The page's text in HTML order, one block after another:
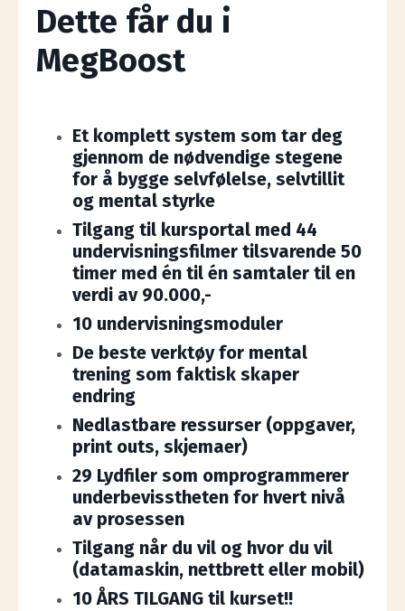
Dette får du i
MegBoost
Et komplett system som tar deg
gjennom de nødvendige stegene
for å bygge selvfølelse, selvtillit
og mental styrke
Tilgang til kursportal med 44
undervisningsfilmer tilsvarende 50
timer med én til én samtaler til en
verdi av 90.000,-
10 undervisningsmoduler
De beste verktøy for mental
trening som faktisk skaper
endring
Nedlastbare ressurser (oppgaver,
print outs, skjemaer)
29 Lydfiler som omprogrammerer
underbevisstheten for hvert nivå
av prosessen
Tilgang når du vil og hvor du vil
(datamaskin, nettbrett eller mobil)
10 ÅRS TILGANG til kurset!!